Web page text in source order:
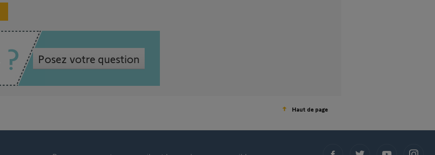
Posez votre question
Haut de page